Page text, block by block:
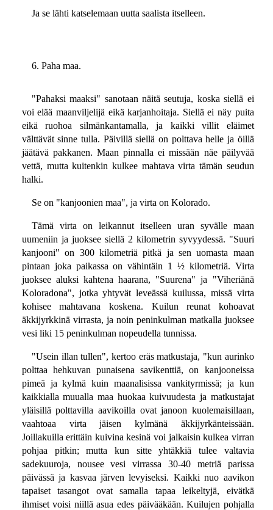
Ja se lähti katselemaan uutta saalista itselleen.
6. Paha maa.
"Pahaksi maaksi" sanotaan näitä seutuja, koska siellä ei
voi elää maanviljelijä eikä karjanhoitaja. Siellä ei näy puita
eikä ruohoa silmänkantamalla, ja kaikki villit eläimet
välttävät sinne tulla. Päivillä siellä on polttava helle ja öillä
jäätävä pakkanen. Maan pinnalla ei missään näe päilyvää
vettä, mutta kuitenkin kulkee mahtava virta tämän seudun
halki.
Se on "kanjoonien maa", ja virta on Kolorado.
Tämä virta on leikannut itselleen uran syvälle maan
uumeniin ja juoksee siellä 2 kilometrin syvyydessä. "Suuri
kanjooni" on 300 kilometriä pitkä ja sen uomasta maan
pintaan joka paikassa on vähintäin 1 ½ kilometriä. Virta
juoksee aluksi kahtena haarana, "Suurena" ja "Viheriänä
Koloradona", jotka yhtyvät leveässä kuilussa, missä virta
kohisee mahtavana koskena. Kuilun reunat kohoavat
äkkijyrkkinä virrasta, ja noin peninkulman matkalla juoksee
vesi liki 15 peninkulman nopeudella tunnissa.
"Usein illan tullen", kertoo eräs matkustaja, "kun aurinko
polttaa hehkuvan punaisena savikenttiä, on kanjooneissa
pimeä ja kylmä kuin maanalisissa vankityrmissä; ja kun
kaikkialla muualla maa huokaa kuivuudesta ja matkustajat
yläisillä polttavilla aavikoilla ovat janoon kuolemaisillaan,
vaahtoaa virta jäisen kylmänä äkkijyrkänteissään.
Joillakuilla erittäin kuivina kesinä voi jalkaisin kulkea virran
pohjaa pitkin; mutta kun sitte yhtäkkiä tulee valtavia
sadekuuroja, nousee vesi virrassa 30-40 metriä parissa
päivässä ja kasvaa järven levyiseksi. Kaikki nuo aavikon
tapaiset tasangot ovat samalla tapaa leikeltyjä, eivätkä
ihmiset voisi niillä asua edes päivääkään. Kuilujen pohjalla